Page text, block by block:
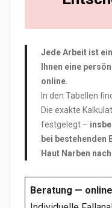
Kosten und
Die Kosten
werden immer
richten sich nach
Pigmentierung,
Arbeitsaufwand,
Auch nach einer
Kosten
Jede Arbeit ist
Ihnen eine
online.
In den Tabellen
Die exakte
festgelegt –
bei bestehenden
Haut Narben
Beratung —